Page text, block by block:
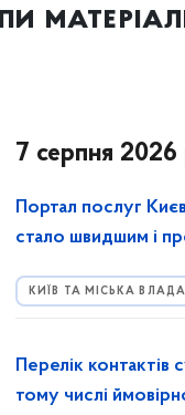
7 серпня 2026
Портал послуг
стало швидшим і
КИЇВ ТА МІСЬКА ВЛАДА
Перелік контактів
тому числі